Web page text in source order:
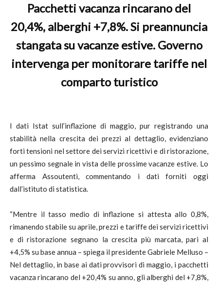
Pacchetti vacanza rincarano del
20,4%, alberghi +7,8%. Si preannuncia
stangata su vacanze estive. Governo
intervenga per monitorare tariffe nel
comparto turistico
I dati Istat sull’inflazione di maggio, pur registrando una
stabilità nella crescita dei prezzi al dettaglio, evidenziano
forti tensioni nel settore dei servizi ricettivi e di ristorazione,
un pessimo segnale in vista delle prossime vacanze estive. Lo
afferma Assoutenti, commentando i dati forniti oggi
dall’istituto di statistica.
“Mentre il tasso medio di inflazione si attesta allo 0,8%,
rimanendo stabile su aprile, prezzi e tariffe dei servizi ricettivi
e di ristorazione segnano la crescita più marcata, pari al
+4,5% su base annua – spiega il presidente Gabriele Melluso –
Nel dettaglio, in base ai dati provvisori di maggio, i pacchetti
vacanza rincarano del +20,4% su anno, gli alberghi del +7,8%,